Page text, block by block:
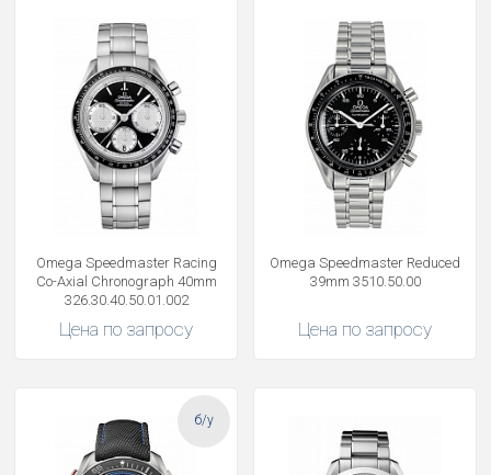
Omega Speedmaster Racing
Co-Axial Chronograph 40mm
326.30.40.50.01.002
Цена по запросу
Omega Speedmaster Reduced
39mm 3510.50.00
Цена по запросу
б/у